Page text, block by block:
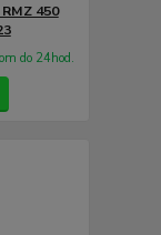
450
do 24hod.